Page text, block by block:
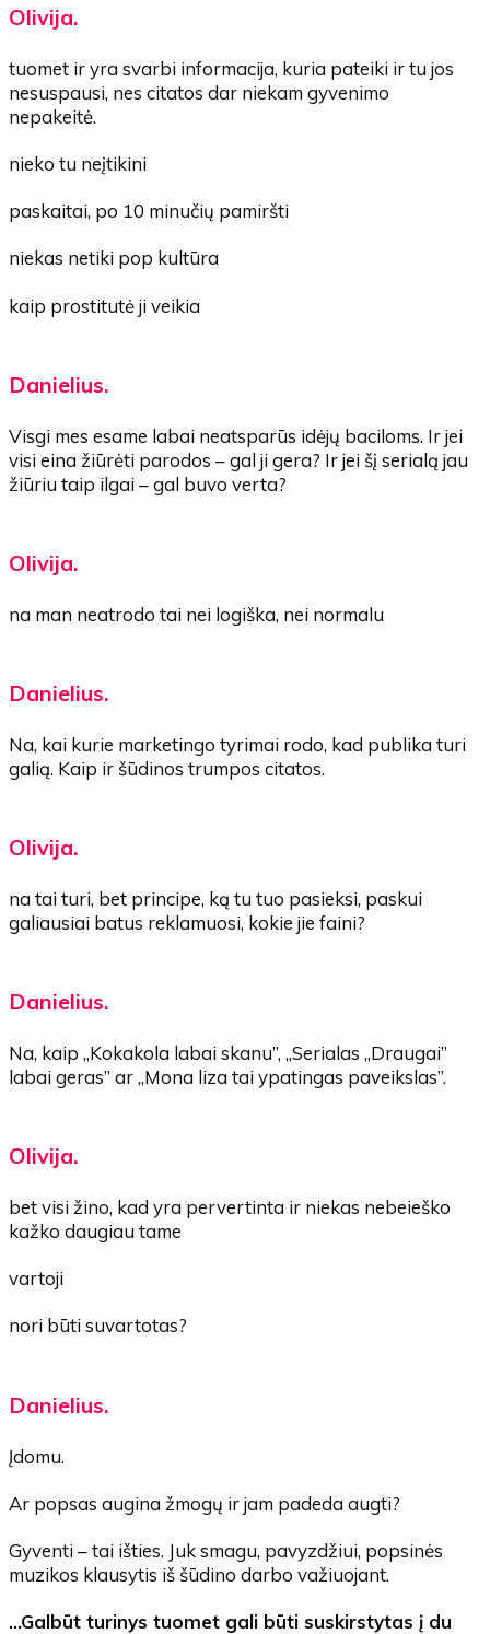
Olivija.
tuomet ir yra svarbi informacija, kuria pateiki ir tu jos
nesuspausi, nes citatos dar niekam gyvenimo
nepakeitė.
nieko tu neįtikini
paskaitai, po 10 minučių pamiršti
niekas netiki pop kultūra
kaip prostitutė ji veikia
Danielius.
Visgi mes esame labai neatsparūs idėjų baciloms. Ir jei
visi eina žiūrėti parodos – gal ji gera? Ir jei šį serialą jau
žiūriu taip ilgai – gal buvo verta?
Olivija.
na man neatrodo tai nei logiška, nei normalu
Danielius.
Na, kai kurie marketingo tyrimai rodo, kad publika turi
galią. Kaip ir šūdinos trumpos citatos.
Olivija.
na tai turi, bet principe, ką tu tuo pasieksi, paskui
galiausiai batus reklamuosi, kokie jie faini?
Danielius.
Na, kaip „Kokakola labai skanu”, „Serialas „Draugai”
labai geras” ar „Mona liza tai ypatingas paveikslas”.
Olivija.
bet visi žino, kad yra pervertinta ir niekas nebeieško
kažko daugiau tame
vartoji
nori būti suvartotas?
Danielius.
Įdomu.
Ar popsas augina žmogų ir jam padeda augti?
Gyventi – tai išties. Juk smagu, pavyzdžiui, popsinės
muzikos klausytis iš šūdino darbo važiuojant.
…Galbūt turinys tuomet gali būti suskirstytas į du